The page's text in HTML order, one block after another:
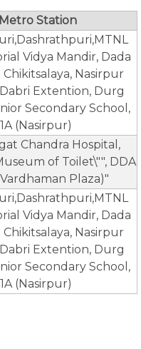
Station
Vidya Mandir, Dada
Nasirpur
Extention, Durg
Secondary School,
(Nasirpur)
Chandra Hospital,
of Toilet\"", DDA
Plaza)"
Vidya Mandir, Dada
Nasirpur
Extention, Durg
Secondary School,
(Nasirpur)